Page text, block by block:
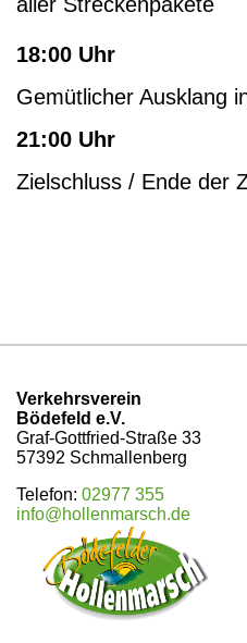
18:00 Uhr
Gemütlicher Ausklang
21:00 Uhr
Zielschluss / Ende der
Verkehrsverein
Bödefeld e.V.
Graf-Gottfried-Straße 33
57392 Schmallenberg
Telefon: 02977 355
info@hollenmarsch.de